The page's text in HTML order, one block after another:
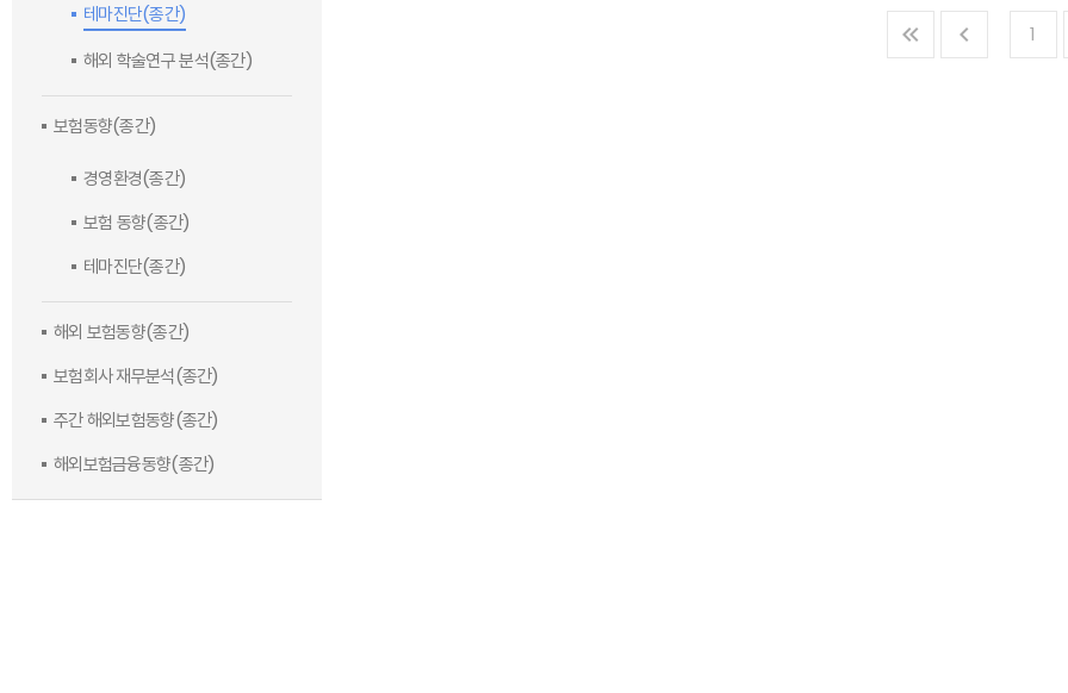
테마진단(종간)
해외 학술연구 분석(종간)
보험동향(종간)
경영환경(종간)
보험 동향(종간)
테마진단(종간)
해외 보험동향(종간)
보험회사 재무분석(종간)
주간 해외보험동향(종간)
해외보험금융동향(종간)
1